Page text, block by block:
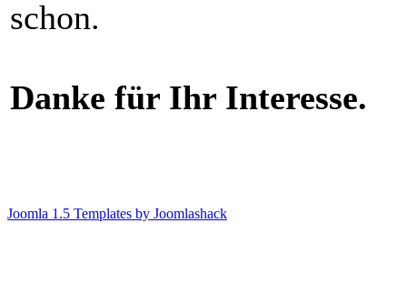
schon.
Danke für Ihr Interesse.
Joomla 1.5 Templates by Joomlashack